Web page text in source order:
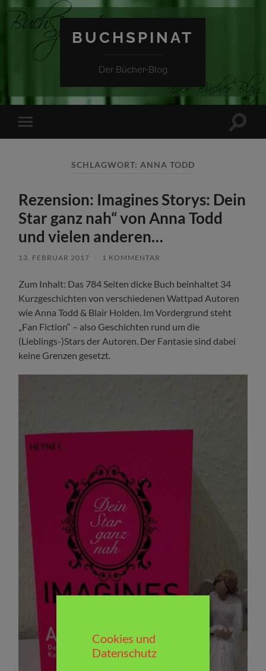
BUCHSPINAT
Der Bücher-Blog
Mobile-
Menü
SCHLAGWORT: ANNA TODD
Rezension: Imagines Storys: Dein
Star ganz nah“ von Anna Todd
und vielen anderen…
13. FEBRUAR 2017 1 KOMMENTAR
Zum Inhalt: Das 784 Seiten dicke Buch beinhaltet 34
Kurzgeschichten von verschiedenen Wattpad Autoren
wie Anna Todd & Blair Holden. Im Vordergrund steht
„Fan Fiction“ – also Geschichten rund um die
(Lieblings-)Stars der Autoren. Der Fantasie sind dabei
keine Grenzen gesetzt.
Cookies und
Datenschutz